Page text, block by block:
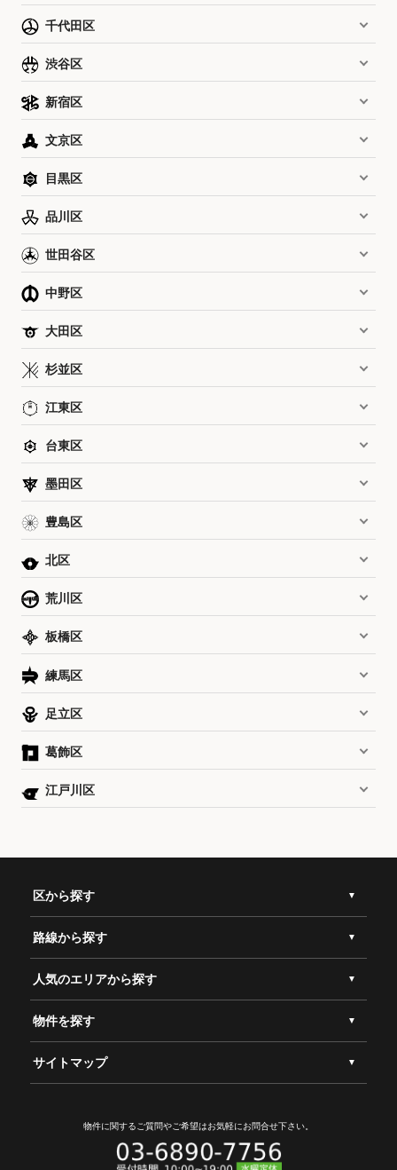
千代田区
渋谷区
新宿区
文京区
目黒区
品川区
世田谷区
中野区
大田区
杉並区
江東区
台東区
墨田区
豊島区
北区
荒川区
板橋区
練馬区
足立区
葛飾区
江戸川区
区から探す
路線から探す
人気のエリアから探す
物件を探す
サイトマップ
物件に関するご質問やご希望はお気軽にお問合せ下さい。